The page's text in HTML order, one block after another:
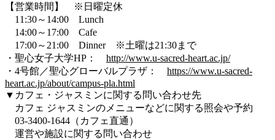
【営業時間】 ※日曜定休
11:30～14:00 Lunch
14:00～17:00 Cafe
17:00～21:00 Dinner ※土曜は21:30まで
・聖心女子大学HP： http://www.u-sacred-heart.ac.jp/
・4号館／聖心グローバルプラザ： https://www.u-sacred-
heart.ac.jp/about/campus-pla.html
▼カフェ・ジャスミンに関する問い合わせ先
カフェ ジャスミンのメニューなどに関する照会や予約
03-3400-1644（カフェ直通）
運営や施設に関する問い合わせ